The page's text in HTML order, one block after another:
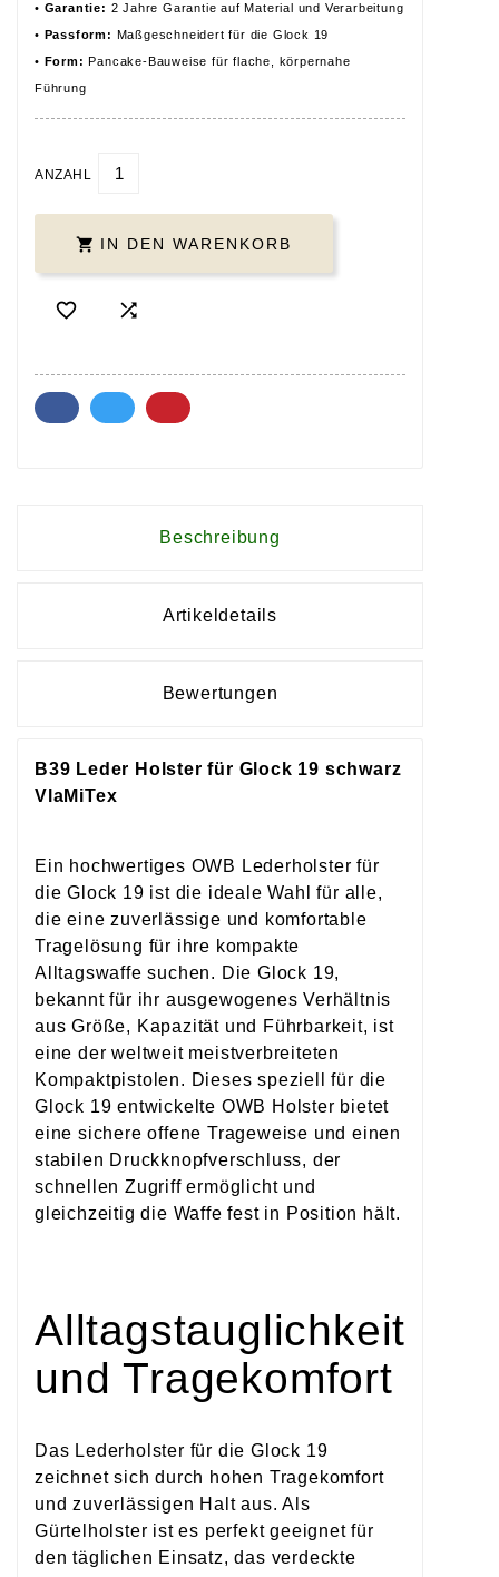
• Garantie: 2 Jahre Garantie auf Material und Verarbeitung
• Passform: Maßgeschneidert für die Glock 19
• Form: Pancake-Bauweise für flache, körpernahe
Führung
ANZAHL
 IN DEN WARENKORB
 
Beschreibung
Artikeldetails
Bewertungen
B39 Leder Holster für Glock 19 schwarz
VlaMiTex
Ein hochwertiges OWB Lederholster für
die Glock 19 ist die ideale Wahl für alle,
die eine zuverlässige und komfortable
Tragelösung für ihre kompakte
Alltagswaffe suchen. Die Glock 19,
bekannt für ihr ausgewogenes Verhältnis
aus Größe, Kapazität und Führbarkeit, ist
eine der weltweit meistverbreiteten
Kompaktpistolen. Dieses speziell für die
Glock 19 entwickelte OWB Holster bietet
eine sichere offene Trageweise und einen
stabilen Druckknopfverschluss, der
schnellen Zugriff ermöglicht und
gleichzeitig die Waffe fest in Position hält.
Alltagstauglichkeit
und Tragekomfort
Das Lederholster für die Glock 19
zeichnet sich durch hohen Tragekomfort
und zuverlässigen Halt aus. Als
Gürtelholster ist es perfekt geeignet für
den täglichen Einsatz, das verdeckte